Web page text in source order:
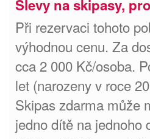
Slevy na skipasy,
Při rezervaci tohoto
výhodnou cenu. Za
cca 2 000 Kč/osoba.
let (narozeny v roce
Skipas zdarma může
jedno dítě na jednoho